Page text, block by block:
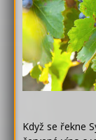
Když se řekne